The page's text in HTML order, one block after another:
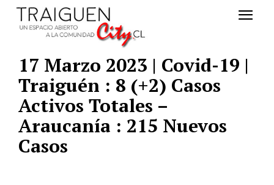
17 Marzo 2023 | Covid-19 |
Traiguén : 8 (+2) Casos
Activos Totales –
Araucanía : 215 Nuevos
Casos